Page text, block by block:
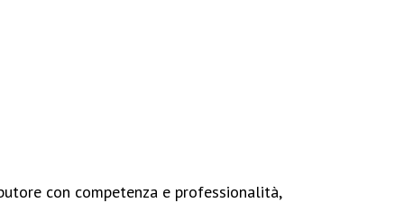
con competenza e professionalità,